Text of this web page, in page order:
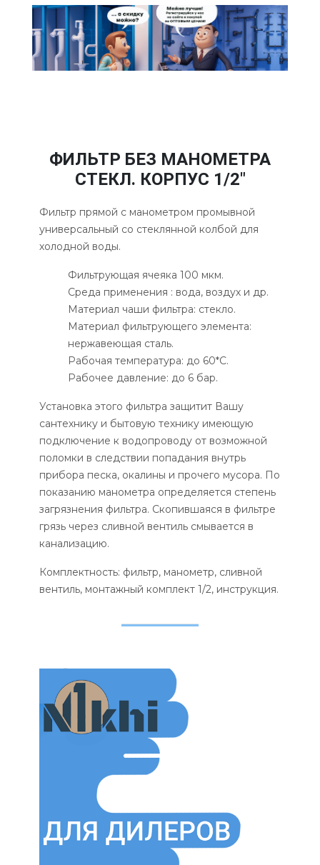
ФИЛЬТР БЕЗ МАНОМЕТРА
СТЕКЛ. КОРПУС 1/2"
Фильтр прямой с манометром промывной
универсальный со стеклянной колбой для
холодной воды.
Фильтрующая ячеяка 100 мкм.
Среда применения : вода, воздух и др.
Материал чаши фильтра: стекло.
Материал фильтрующего элемента:
нержавеющая сталь.
Рабочая температура: до 60*С.
Рабочее давление: до 6 бар.
Установка этого фильтра защитит Вашу
сантехнику и бытовую технику имеющую
подключение к водопроводу от возможной
поломки в следствии попадания внутрь
прибора песка, окалины и прочего мусора. По
показанию манометра определяется степень
загрязнения фильтра. Скопившаяся в фильтре
грязь через сливной вентиль смывается в
канализацию.
Комплектность: фильтр, манометр, сливной
вентиль, монтажный комплект 1/2, инструкция.